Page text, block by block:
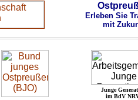
Erleben Sie
mit
Junge
im BdV